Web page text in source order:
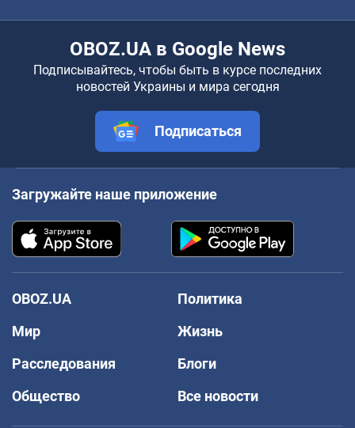
OBOZ.UA в Google News
Подписывайтесь, чтобы быть в курсе последних
новостей Украины и мира сегодня
Подписаться
Загружайте наше приложение
OBOZ.UA
Политика
Мир
Жизнь
Расследования
Блоги
Общество
Все новости